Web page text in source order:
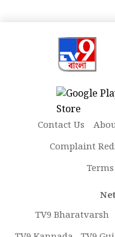
Contact Us
Complaint
TV9 Bharatvarsh